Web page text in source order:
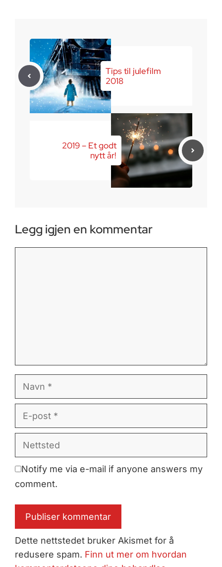
Tips til julefilm
2018
2019 – Et godt
nytt år!
Legg igjen en kommentar
post
Notify me via e-mail if anyone answers my
comment.
Dette nettstedet bruker Akismet for å
redusere spam. Finn ut mer om hvordan